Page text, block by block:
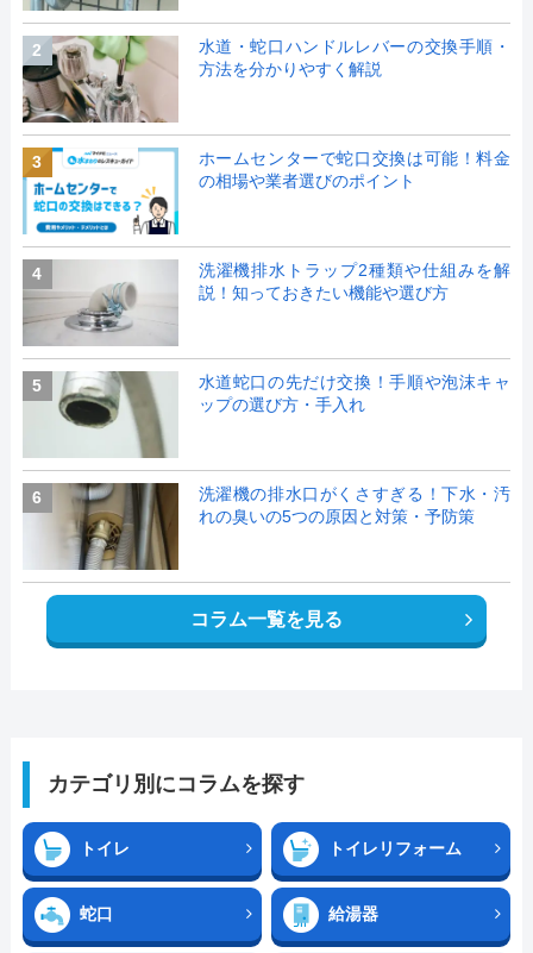
2
水道・蛇口ハンドルレバーの交換手順・
方法を分かりやすく解説
3
ホームセンターで蛇口交換は可能！料金
の相場や業者選びのポイント
4
洗濯機排水トラップ2種類や仕組みを解
説！知っておきたい機能や選び方
5
水道蛇口の先だけ交換！手順や泡沫キャ
ップの選び方・手入れ
6
洗濯機の排水口がくさすぎる！下水・汚
れの臭いの5つの原因と対策・予防策
コラム一覧を見る
カテゴリ別にコラムを探す
トイレ トイレリフォーム
蛇口 給湯器